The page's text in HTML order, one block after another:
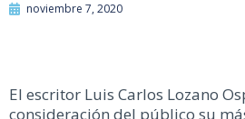
noviembre 7, 2020
El escritor Luis Carlos Lozano
consideración del público su